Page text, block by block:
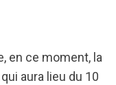
en ce moment, la
aura lieu du 10